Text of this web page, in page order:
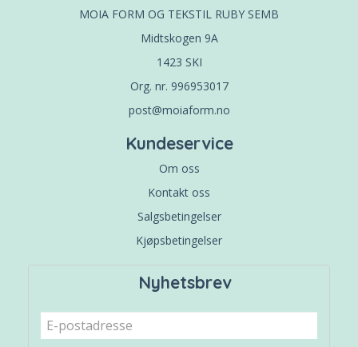
MOIA FORM OG TEKSTIL RUBY SEMB
Midtskogen 9A
1423 SKI
Org. nr. 996953017
post@moiaform.no
Kundeservice
Om oss
Kontakt oss
Salgsbetingelser
Kjøpsbetingelser
Nyhetsbrev